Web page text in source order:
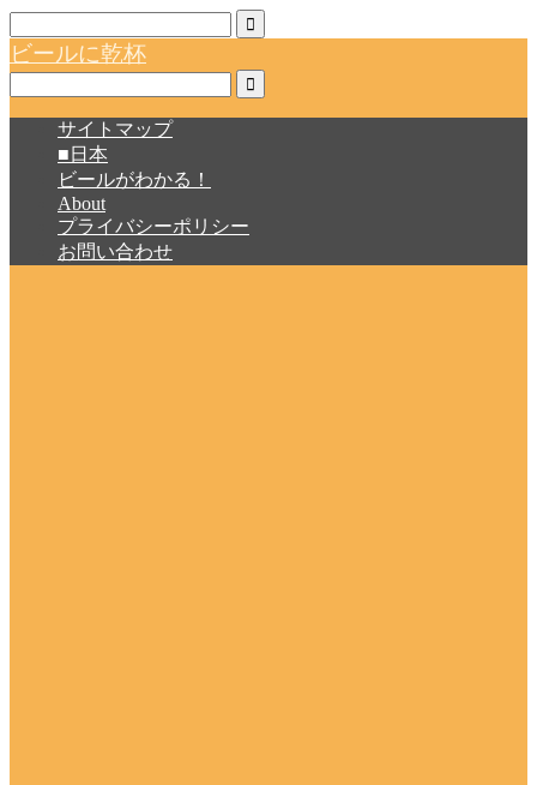
ビールに乾杯
サイトマップ
■日本
ビールがわかる！
About
プライバシーポリシー
お問い合わせ